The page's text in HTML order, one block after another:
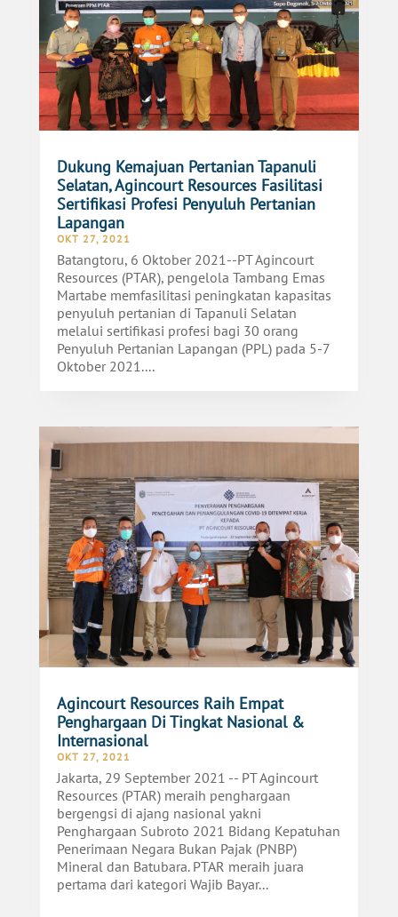
Dukung Kemajuan Pertanian Tapanuli
Selatan, Agincourt Resources Fasilitasi
Sertifikasi Profesi Penyuluh Pertanian
Lapangan
OKT 27, 2021
Batangtoru, 6 Oktober 2021--PT Agincourt
Resources (PTAR), pengelola Tambang Emas
Martabe memfasilitasi peningkatan kapasitas
penyuluh pertanian di Tapanuli Selatan
melalui sertifikasi profesi bagi 30 orang
Penyuluh Pertanian Lapangan (PPL) pada 5-7
Oktober 2021....
Agincourt Resources Raih Empat
Penghargaan Di Tingkat Nasional &
Internasional
OKT 27, 2021
Jakarta, 29 September 2021 -- PT Agincourt
Resources (PTAR) meraih penghargaan
bergengsi di ajang nasional yakni
Penghargaan Subroto 2021 Bidang Kepatuhan
Penerimaan Negara Bukan Pajak (PNBP)
Mineral dan Batubara. PTAR meraih juara
pertama dari kategori Wajib Bayar...